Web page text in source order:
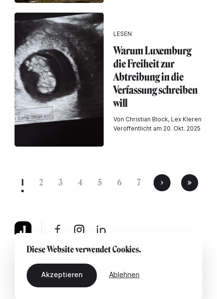
LESEN
Warum Luxemburg
die Freiheit zur
Abtreibung in die
Verfassung schreiben
will
Von Christian Block, Lex Kleren
Veröffentlicht am 20. Okt. 2025
1 2 3 4 5 6 7
Über uns Rechtshinweis Kontaktiere uns
Diese Website verwendet Cookies.
Akzeptieren Ablehnen